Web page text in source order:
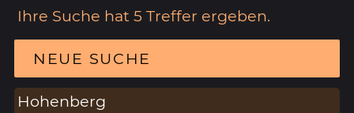
Ihre Suche hat 5 Treffer ergeben.
NEUE SUCHE
Hohenberg